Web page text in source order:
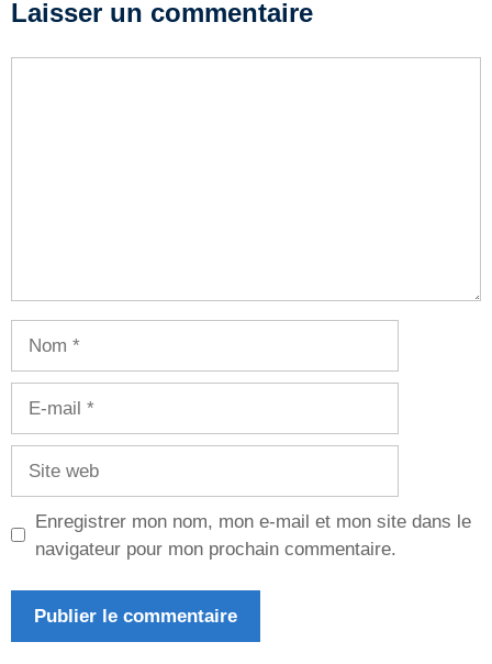
Laisser un commentaire
Enregistrer mon nom, mon e-mail et mon site dans le
navigateur pour mon prochain commentaire.